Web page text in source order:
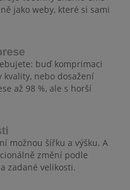
jako weby, které si sami
buď komprimaci
kvality, nebo dosažení
až 98 %, ale s horší
možnou šířku a výšku. A
změní podle
zadané velikosti.